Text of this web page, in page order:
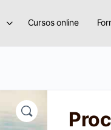
Cursos online